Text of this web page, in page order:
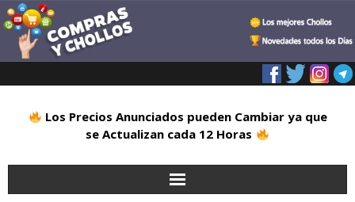
Los Precios Anunciados pueden Cambiar ya que
se Actualizan cada 12 Horas